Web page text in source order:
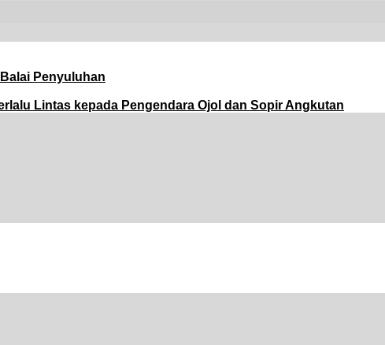
Penyuluhan
Lintas kepada Pengendara Ojol dan Sopir Angkutan